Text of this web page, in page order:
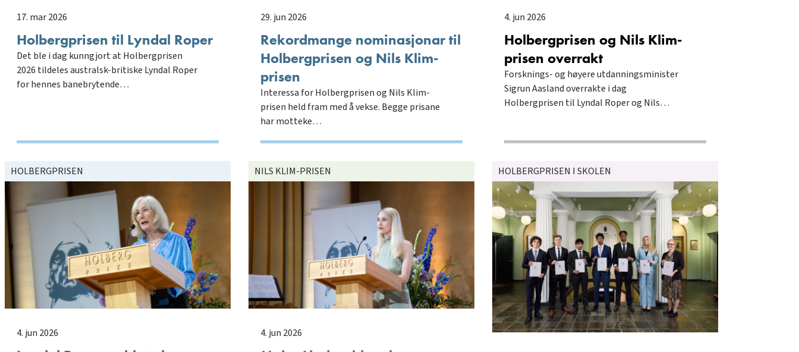
17. mar 2026
Holbergprisen til Lyndal Roper
Det ble i dag kunngjort at Holbergprisen
2026 tildeles australsk-britiske Lyndal Roper
for hennes banebrytende…
29. jun 2026
Rekordmange nominasjonar til
Holbergprisen og Nils Klim-
prisen
Interessa for Holbergprisen og Nils Klim-
prisen held fram med å vekse. Begge prisane
har motteke…
4. jun 2026
Holbergprisen og Nils Klim-
prisen overrakt
Forsknings- og høyere utdanningsminister
Sigrun Aasland overrakte i dag
Holbergprisen til Lyndal Roper og Nils…
HOLBERGPRISEN
4. jun 2026
NILS KLIM-PRISEN
4. jun 2026
HOLBERGPRISEN I SKOLEN